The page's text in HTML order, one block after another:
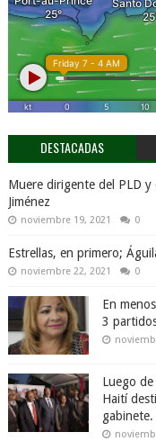
DESTACADAS
Muere dirigente del PLD y
Jiménez
noviembre 19, 2021 0
Estrellas, en primero;
noviembre 22, 2021 0
En
3
Luego
Haití
gabinete.